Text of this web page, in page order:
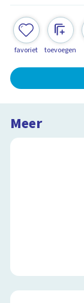
favoriet toevoegen
Meer